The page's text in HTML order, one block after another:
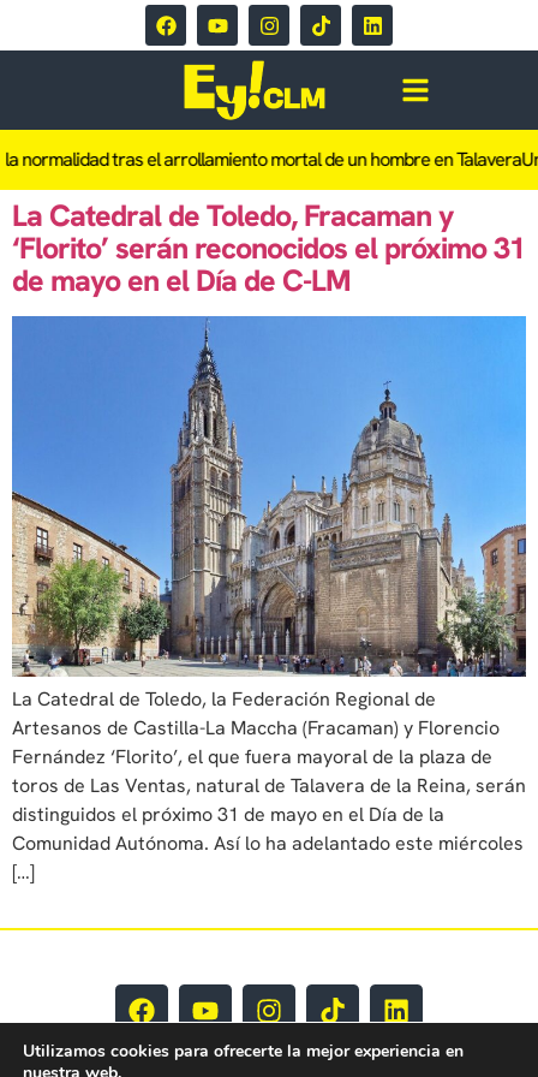
normalidad tras el arrollamiento mortal de un hombre en Talavera
La Catedral de Toledo, Fracaman y
‘Florito’ serán reconocidos el próximo 31
de mayo en el Día de C-LM
La Catedral de Toledo, la Federación Regional de
Artesanos de Castilla-La Maccha (Fracaman) y Florencio
Fernández ‘Florito’, el que fuera mayoral de la plaza de
toros de Las Ventas, natural de Talavera de la Reina, serán
distinguidos el próximo 31 de mayo en el Día de la
Comunidad Autónoma. Así lo ha adelantado este miércoles
[…]
Utilizamos cookies para ofrecerte la mejor experiencia en